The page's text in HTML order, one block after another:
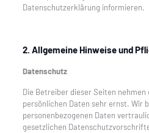
Datenschutzerklärung informieren.
2. Allgemeine Hinweise und
Datenschutz
Die Betreiber dieser Seiten nehmen
persönlichen Daten sehr ernst. Wir
personenbezogenen Daten
gesetzlichen